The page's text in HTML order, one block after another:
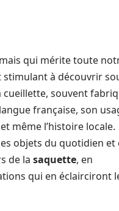
qui mérite toute
à découvrir
cueillette, souvent
française, son
même l’histoire locale.
objets du quotidien et
de la saquette, en
qui en éclairciront